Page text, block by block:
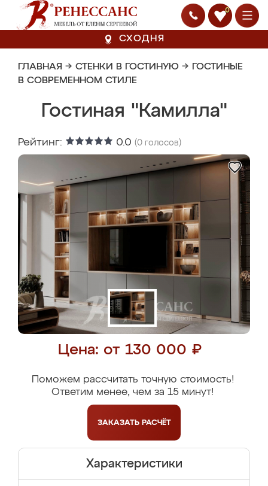
0
СХОДНЯ
ГЛАВНАЯ → СТЕНКИ В ГОСТИНУЮ → ГОСТИНЫЕ
В СОВРЕМЕННОМ СТИЛЕ
Гостиная "Камилла"
Рейтинг: 0.0 (0 голосов)
Цена: от 130 000 ₽
Поможем рассчитать точную стоимость!
Ответим менее, чем за 15 минут!
ЗАКАЗАТЬ РАСЧЁТ
Характеристики